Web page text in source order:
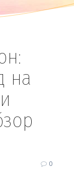
на
0